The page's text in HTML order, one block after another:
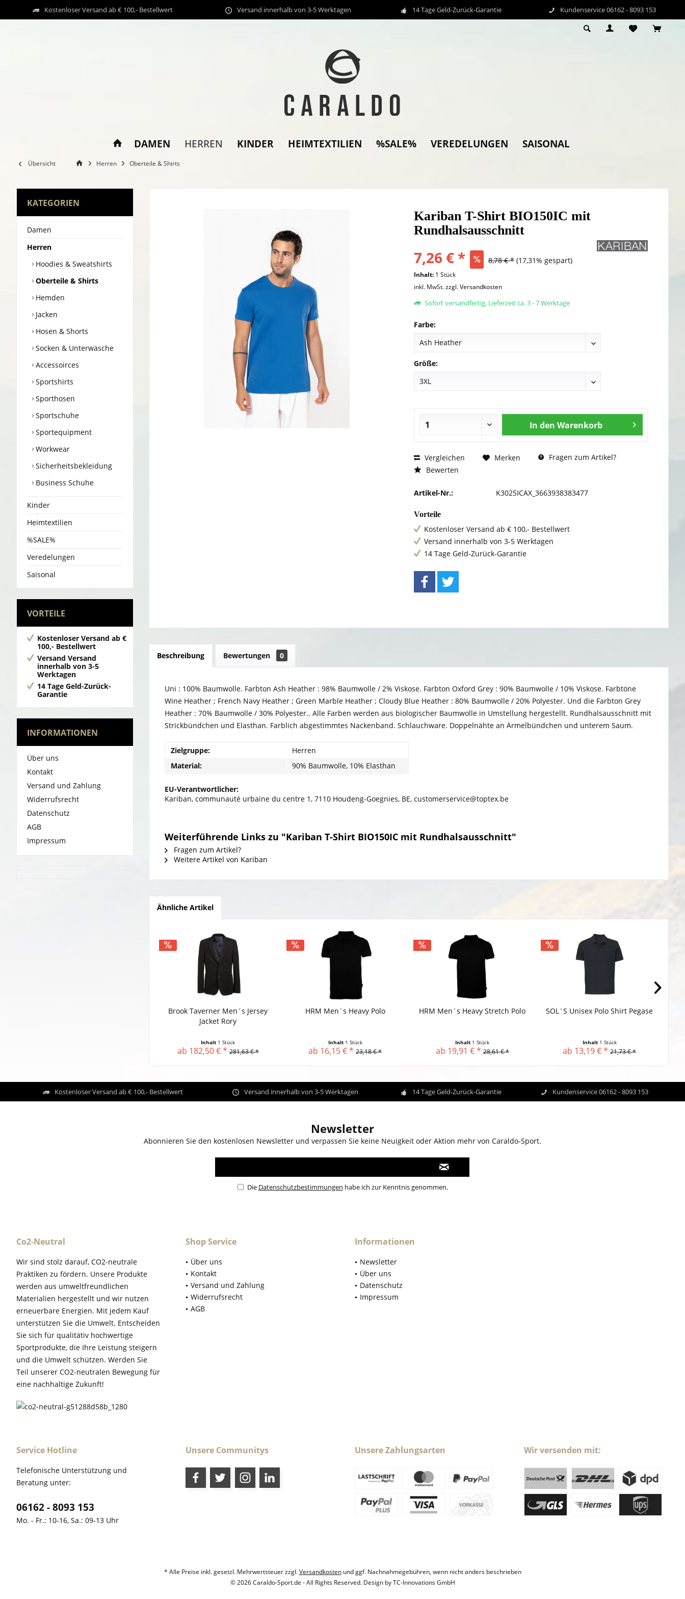
Kostenloser Versand ab € 100,- Bestellwert Versand innerhalb von 3-5 Werktagen 14 Tage Geld-Zurück-Garantie Kundenservice 06162 - 8093 153
DAMEN HERREN KINDER HEIMTEXTILIEN %SALE% VEREDELUNGEN SAISONAL
Übersicht Herren Oberteile & Shirts
KATEGORIEN
Damen
Herren
Hoodies & Sweatshirts
Oberteile & Shirts
Hemden
Jacken
Hosen & Shorts
Socken & Unterwäsche
Accessoirces
Sportshirts
Sporthosen
Sportschuhe
Sportequipment
Workwear
Sicherheitsbekleidung
Business Schuhe
Kinder
Heimtextilien
%SALE%
Veredelungen
Saisonal
VORTEILE
Kostenloser Versand ab €
100,- Bestellwert
Versand Versand
innerhalb von 3-5
Werktagen
14 Tage Geld-Zurück-
Garantie
INFORMATIONEN
Über uns
Kontakt
Versand und Zahlung
Widerrufsrecht
Datenschutz
AGB
Impressum
Kariban T-Shirt BIO150IC mit
Rundhalsausschnitt
7,26 € * 8,78 € * (17,31% gespart)
Inhalt: 1 Stück
inkl. MwSt.zzgl. Versandkosten
Sofort versandfertig, Lieferzeit ca. 3 - 7 Werktage
Farbe:
Größe:
In den Warenkorb
Vergleichen Merken
Fragen zum Artikel?
Bewerten
Artikel-Nr.: K3025ICAX_3663938383477
Vorteile
Kostenloser Versand ab € 100,- Bestellwert
Versand innerhalb von 3-5 Werktagen
14 Tage Geld-Zurück-Garantie
Beschreibung Bewertungen 0
Uni : 100% Baumwolle. Farbton Ash Heather : 98% Baumwolle / 2% Viskose. Farbton Oxford Grey : 90% Baumwolle / 10% Viskose. Farbtöne
Wine Heather ; French Navy Heather ; Green Marble Heather ; Cloudy Blue Heather : 80% Baumwolle / 20% Polyester. Und die Farbton Grey
Heather : 70% Baumwolle / 30% Polyester.. Alle Farben werden aus biologischer Baumwolle in Umstellung hergestellt. Rundhalsausschnitt mit
Strickbündchen und Elasthan. Farblich abgestimmtes Nackenband. Schlauchware. Doppelnähte an Ärmelbündchen und unterem Saum.
Zielgruppe:
Herren
Material:
90% Baumwolle, 10% Elasthan
EU-Verantwortlicher:
Kariban, communauté urbaine du centre 1, 7110 Houdeng-Goegnies, BE, customerservice@toptex.be
Weiterführende Links zu "Kariban T-Shirt BIO150IC mit Rundhalsausschnitt"
Fragen zum Artikel?
Weitere Artikel von Kariban
Ähnliche Artikel
Brook Taverner Men´s Jersey
Jacket Rory
Inhalt 1 Stück
ab 182,50 € * 281,63 € *
HRM Men´s Heavy Polo
Inhalt 1 Stück
ab 16,15 € * 23,18 € *
HRM Men´s Heavy Stretch Polo
Inhalt 1 Stück
ab 19,91 € * 28,61 € *
SOL´S Unisex Polo Shirt Pegase
Inhalt 1 Stück
ab 13,19 € * 21,73 € *
Kostenloser Versand ab € 100,- Bestellwert Versand innerhalb von 3-5 Werktagen 14 Tage Geld-Zurück-Garantie Kundenservice 06162 - 8093 153
Newsletter
Abonnieren Sie den kostenlosen Newsletter und verpassen Sie keine Neuigkeit oder Aktion mehr von Caraldo-Sport.
Die Datenschutzbestimmungen habe ich zur Kenntnis genommen.
Co2-Neutral
Wir sind stolz darauf, CO2-neutrale
Praktiken zu fördern. Unsere Produkte
werden aus umweltfreundlichen
Materialien hergestellt und wir nutzen
erneuerbare Energien. Mit jedem Kauf
unterstützen Sie die Umwelt. Entscheiden
Sie sich für qualitätiv hochwertige
Sportprodukte, die Ihre Leistung steigern
und die Umwelt schützen. Werden Sie
Teil unserer CO2-neutralen Bewegung für
eine nachhaltige Zukunft!
Shop Service
Über uns
Kontakt
Versand und Zahlung
Widerrufsrecht
AGB
Informationen
Newsletter
Über uns
Datenschutz
Impressum
Service Hotline
Telefonische Unterstützung und
Beratung unter:
06162 - 8093 153
Mo. - Fr.: 10-16, Sa.: 09-13 Uhr
Unsere Communitys Unsere Zahlungsarten Wir versenden mit:
* Alle Preise inkl. gesetzl. Mehrwertsteuer zzgl.Versandkostenund ggf. Nachnahmegebühren, wenn nicht anders beschrieben
© 2026 Caraldo-Sport.de - All Rights Reserved. Design byTC-Innovations GmbH